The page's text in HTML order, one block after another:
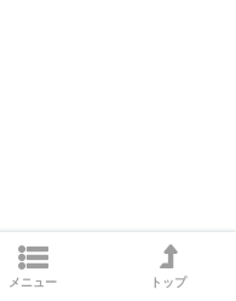
メニュー トップ